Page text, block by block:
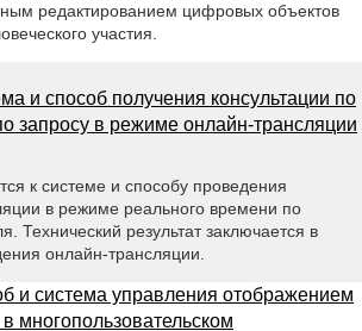
редактированием цифровых объектов
участия.
и способ получения консультации по
запросу в режиме онлайн-трансляции
к системе и способу проведения
в режиме реального времени по
Технический результат заключается в
онлайн-трансляции.
и система управления отображением
многопользовательском